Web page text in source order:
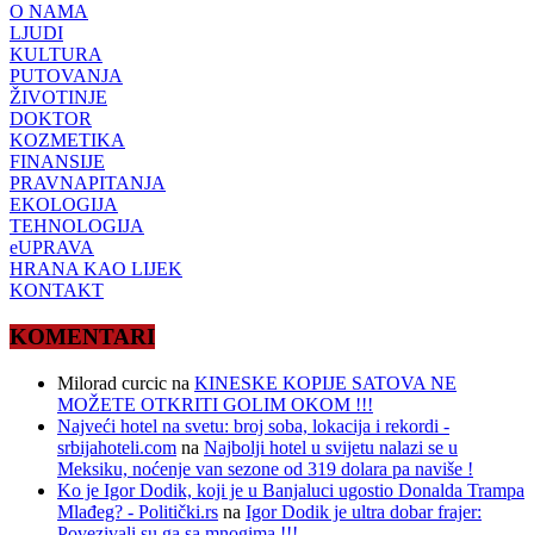
O NAMA
LJUDI
KULTURA
PUTOVANJA
ŽIVOTINJE
DOKTOR
KOZMETIKA
FINANSIJE
PRAVNAPITANJA
EKOLOGIJA
TEHNOLOGIJA
eUPRAVA
HRANA KAO LIJEK
KONTAKT
KOMENTARI
Milorad curcic na KINESKE KOPIJE SATOVA NE
MOŽETE OTKRITI GOLIM OKOM !!!
Najveći hotel na svetu: broj soba, lokacija i rekordi -
srbijahoteli.com na Najbolji hotel u svijetu nalazi se u
Meksiku, noćenje van sezone od 319 dolara pa naviše !
Ko je Igor Dodik, koji je u Banjaluci ugostio Donalda Trampa
Mlađeg? - Politički.rs na Igor Dodik je ultra dobar frajer: